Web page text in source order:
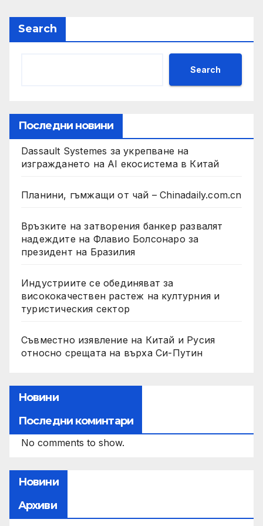
Search
Search
Последни новини
Dassault Systemes за укрепване на
изграждането на AI екосистема в Китай
Планини, гъмжащи от чай – Chinadaily.com.cn
Връзките на затворения банкер развалят
надеждите на Флавио Болсонаро за
президент на Бразилия
Индустриите се обединяват за
висококачествен растеж на културния и
туристическия сектор
Съвместно изявление на Китай и Русия
относно срещата на върха Си-Путин
Новини
Последни коминтари
No comments to show.
Новини
Архиви